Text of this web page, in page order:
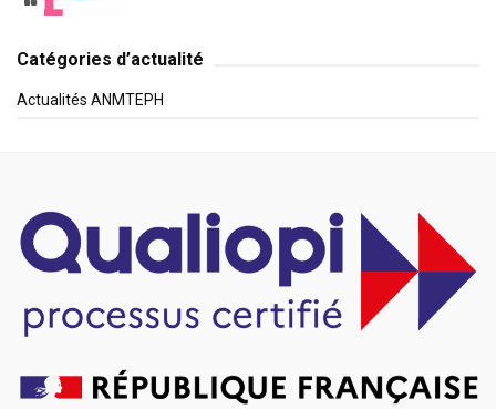
Catégories d’actualité
Actualités ANMTEPH